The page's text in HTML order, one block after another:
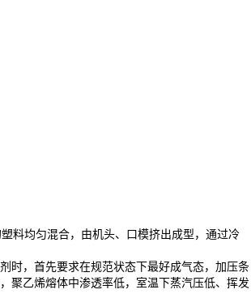
料均匀混合，由机头、口模挤出成型，通过冷
时，首先要求在规范状态下最好成气态，加压条
聚乙烯熔体中渗透率低，室温下蒸汽压低、挥发